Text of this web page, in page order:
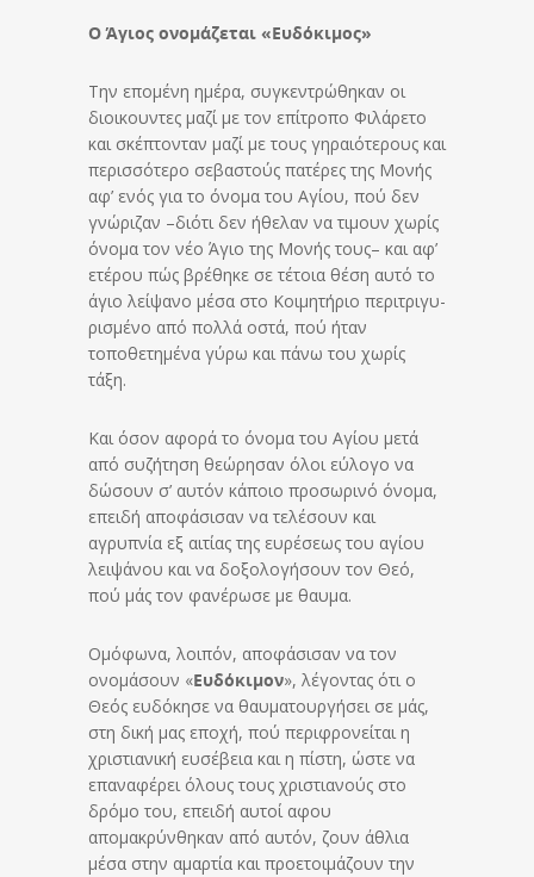
Ο Άγιος ονομάζεται «Ευδόκιμος»
Την επομένη ημέρα, συγκεντρώθηκαν οι
διοικουντες μαζί με τον επίτροπο Φιλάρετο
και σκέπτονταν μαζί με τους γηραιότερους και
περισσότερο σεβαστούς πατέρες της Μονής
αφ’ ενός για το όνο­μα του Αγίου, πού δεν
γνώριζαν –διότι δεν ήθελαν να τιμουν χωρίς
όνομα τον νέο Άγιο της Μονής τους– και αφ’
ετέρου πώς βρέθηκε σε τέτοια θέση αυτό το
άγιο λείψανο μέσα στο Κοιμητήριο πε­ρι­τρι­γυ­
ρι­σμέ­νο από πολλά οστά, πού ήταν
τοποθετημένα γύρω και πάνω του χωρίς
τάξη.
Και όσον αφορά το όνομα του Αγίου μετά
από συζήτηση θε­ώ­ρη­σαν όλοι εύλογο να
δώσουν σ’ αυτόν κάποιο προσωρινό όνο­μα,
επειδή αποφάσισαν να τελέσουν και
αγρυπνία εξ αιτίας της ευ­ρέ­σε­ως του αγίου
λειψάνου και να δοξολογήσουν τον Θεό,
πού μάς τον φανέρωσε με θαυμα.
Ομόφωνα, λοιπόν, αποφάσισαν να τον
ονομάσουν «Ευ­δό­κιμον», λέγοντας ότι ο
Θεός ευδόκησε να θαυματουργήσει σε μάς,
στη δική μας εποχή, πού περιφρονείται η
χριστιανική ευσέβεια και η πίστη, ώστε να
επαναφέρει όλους τους χριστιανούς στο
δρόμο του, επειδή αυτοί αφου
απομακρύνθηκαν από αυτόν, ζουν άθλια
μέσα στην αμαρ­τία και προετοιμάζουν την